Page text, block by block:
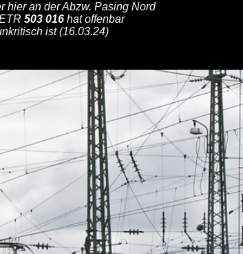
hier an der Abzw. Pasing Nord
503 016 hat offenbar
ist (16.03.24)